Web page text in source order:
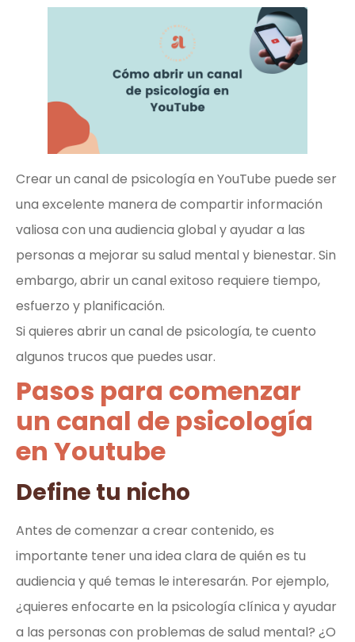
Crear un canal de psicología en YouTube puede ser
una excelente manera de compartir información
valiosa con una audiencia global y ayudar a las
personas a mejorar su salud mental y bienestar. Sin
embargo, abrir un canal exitoso requiere tiempo,
esfuerzo y planificación.
Si quieres abrir un canal de psicología, te cuento
algunos trucos que puedes usar.
Pasos para comenzar
un canal de psicología
en Youtube
Define tu nicho
Antes de comenzar a crear contenido, es
importante tener una idea clara de quién es tu
audiencia y qué temas le interesarán. Por ejemplo,
¿quieres enfocarte en la psicología clínica y ayudar
a las personas con problemas de salud mental? ¿O